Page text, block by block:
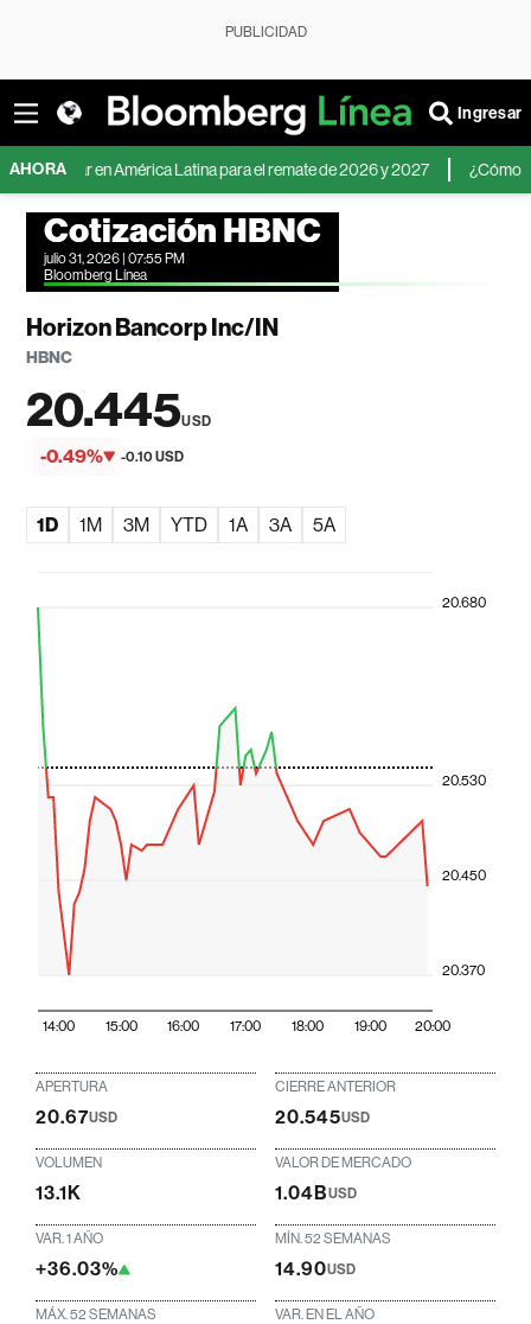
PUBLICIDAD
Ingresar
AHORAen América Latina para el remate de 2026 y 2027 ¿Cómo invertir
Cotización HBNC
julio 31, 2026 | 07:55 PM
Bloomberg Línea
Horizon Bancorp Inc/IN
HBNC
20.445USD
-0.49% -0.10 USD
1D 1M 3M YTD 1A 3A 5A
14:00 15:00 16:00 17:00 18:00 19:00 20:00
20.370
20.450
20.530
20.680
APERTURA
20.67USD
CIERRE ANTERIOR
20.545USD
VOLUMEN
13.1K
VALOR DE MERCADO
1.04BUSD
VAR. 1 AÑO
+36.03%
MÍN. 52 SEMANAS
14.90USD
MÁX. 52 SEMANAS VAR. EN EL AÑO